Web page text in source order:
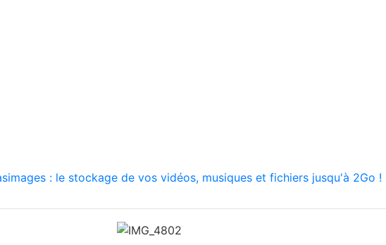
: le stockage de vos vidéos, musiques et fichiers jusqu'à 2Go !